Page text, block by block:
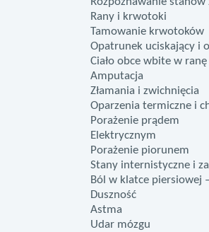
Rany i krwotoki
Tamowanie krwotoków
Opatrunek uciskający i
Ciało obce wbite w ranę
Amputacja
Złamania i zwichnięcia
Oparzenia termiczne i
Porażenie prądem
Elektrycznym
Porażenie piorunem
Stany internistyczne i
Ból w klatce piersiowej
Duszność
Astma
Udar mózgu